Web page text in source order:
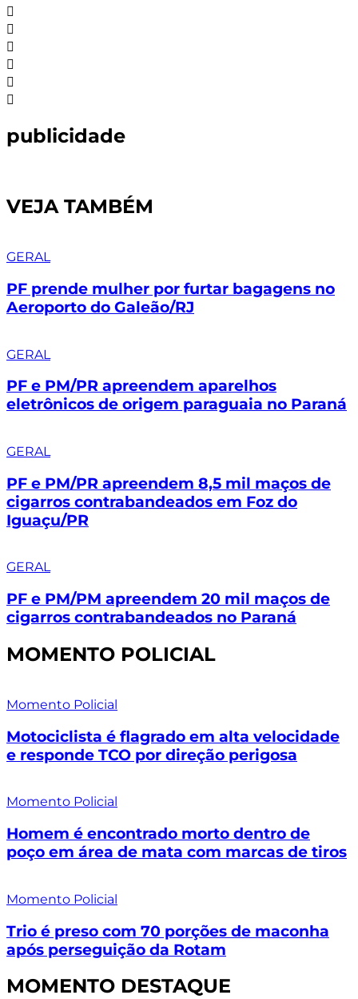
publicidade
VEJA TAMBÉM
GERAL
PF prende mulher por furtar bagagens no
Aeroporto do Galeão/RJ
GERAL
PF e PM/PR apreendem aparelhos
eletrônicos de origem paraguaia no Paraná
GERAL
PF e PM/PR apreendem 8,5 mil maços de
cigarros contrabandeados em Foz do
Iguaçu/PR
GERAL
PF e PM/PM apreendem 20 mil maços de
cigarros contrabandeados no Paraná
MOMENTO POLICIAL
Momento Policial
Motociclista é flagrado em alta velocidade
e responde TCO por direção perigosa
Momento Policial
Homem é encontrado morto dentro de
poço em área de mata com marcas de tiros
Momento Policial
Trio é preso com 70 porções de maconha
após perseguição da Rotam
MOMENTO DESTAQUE